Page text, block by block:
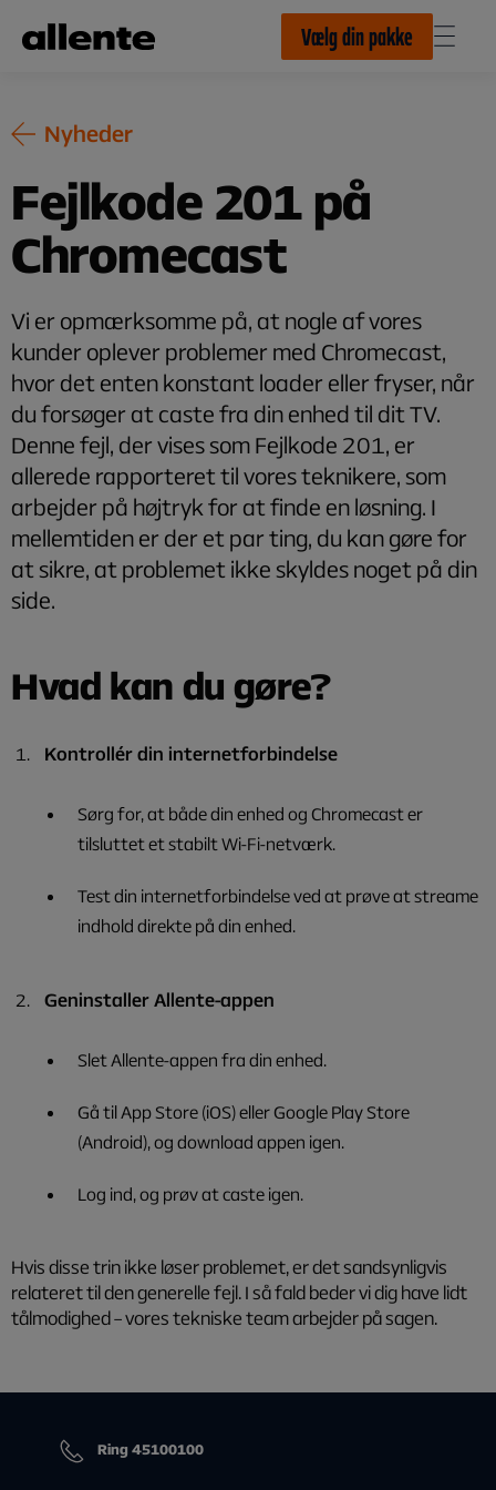
Vælg din pakke
Nyheder
Fejlkode 201 på
Chromecast
Vi er opmærksomme på, at nogle af vores
kunder oplever problemer med Chromecast,
hvor det enten konstant loader eller fryser, når
du forsøger at caste fra din enhed til dit TV.
Denne fejl, der vises som Fejlkode 201, er
allerede rapporteret til vores teknikere, som
arbejder på højtryk for at finde en løsning. I
mellemtiden er der et par ting, du kan gøre for
at sikre, at problemet ikke skyldes noget på din
side.
Hvad kan du gøre?
Kontrollér din internetforbindelse
Sørg for, at både din enhed og Chromecast er
tilsluttet et stabilt Wi-Fi-netværk.
Test din internetforbindelse ved at prøve at streame
indhold direkte på din enhed.
Geninstaller Allente-appen
Slet Allente-appen fra din enhed.
Gå til App Store (iOS) eller Google Play Store
(Android), og download appen igen.
Log ind, og prøv at caste igen.
Hvis disse trin ikke løser problemet, er det sandsynligvis
relateret til den generelle fejl. I så fald beder vi dig have lidt
tålmodighed – vores tekniske team arbejder på sagen.
Ring 45100100